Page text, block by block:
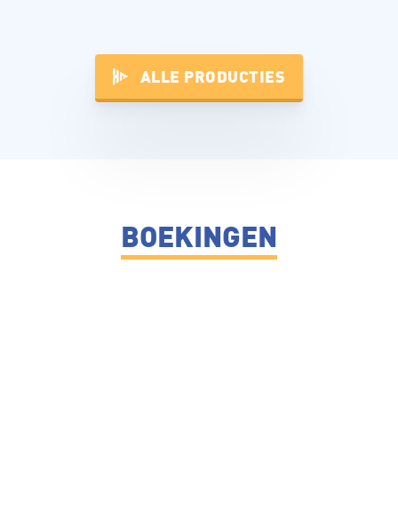
ALLE PRODUCTIES
BOEKINGEN